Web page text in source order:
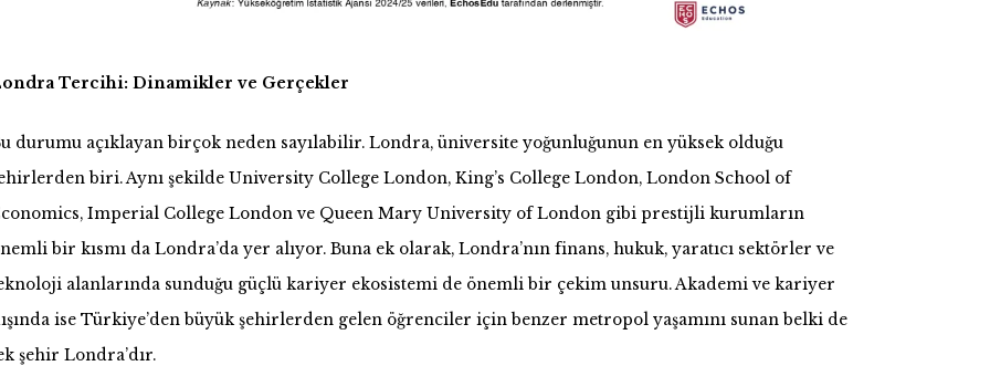
Tercihi: Dinamikler ve Gerçekler
durumu açıklayan birçok neden sayılabilir. Londra, üniversite yoğunluğunun en yüksek olduğu
biri. Aynı şekilde University College London, King’s College London, London School of
Imperial College London ve Queen Mary University of London gibi prestijli kurumların
bir kısmı da Londra’da yer alıyor. Buna ek olarak, Londra’nın finans, hukuk, yaratıcı sektörler ve
alanlarında sunduğu güçlü kariyer ekosistemi de önemli bir çekim unsuru. Akademi ve kariyer
ise Türkiye’den büyük şehirlerden gelen öğrenciler için benzer metropol yaşamını sunan belki de
şehir Londra’dır.